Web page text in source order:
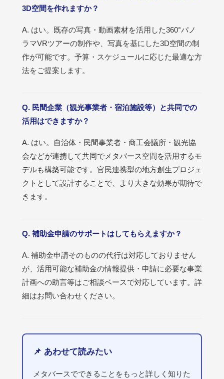
3D空間を作れますか？
A. はい。既存の写真・動画素材を活用した360°パノ
ラマVRツアーの制作や、写真を基にした3D空間の制
作が可能です。予算・スケジュールに応じた最適な方
法をご提案します。
Q. 民間企業（観光事業者・宿泊施設等）と共同での
活用はできますか？
A. はい。自治体・民間事業者・商工会議所・観光協
会などが連携して共同でメタバース空間を活用するモ
デルも構築可能です。官民連携型の地方創生プロジェ
クトとして設計することで、より大きな効果が期待で
きます。
Q. 補助金申請のサポートはしてもらえますか？
A. 補助金申請そのものの代行は対応しておりません
が、活用可能な補助金の情報提供・申請に必要な事業
計画への助言等はご相談ベースで対応しています。詳
細はお問い合わせください。
📌 あわせて読みたい
メタバースでできることをもっと詳しく知りた